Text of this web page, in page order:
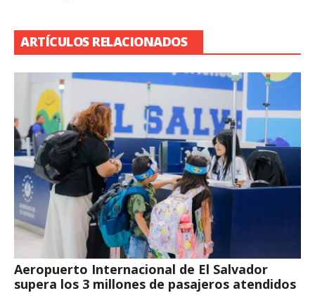
ARTÍCULOS RELACIONADOS
Aeropuerto Internacional de El Salvador
supera los 3 millones de pasajeros atendidos